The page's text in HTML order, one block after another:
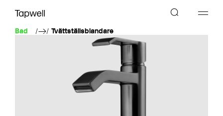
Bad Tvättställsblandare